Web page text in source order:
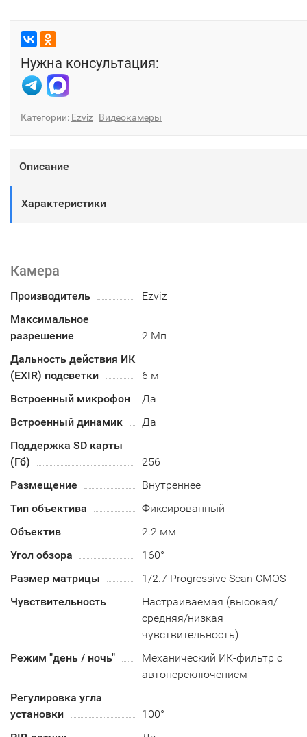
Нужна консультация:
Категории: Ezviz Видеокамеры
Описание
Характеристики
Камера
Производитель
Ezviz
Максимальное
разрешение
2 Мп
Дальность действия ИК
(EXIR) подсветки
6 м
Встроенный микрофон
Да
Встроенный динамик
Да
Поддержка SD карты
(Гб)
256
Размещение
Внутреннее
Тип объектива
Фиксированный
Объектив
2.2 мм
Угол обзора
160°
Размер матрицы
1/2.7 Progressive Scan CMOS
Чувствительность
Настраиваемая (высокая/
средняя/низкая
чувствительность)
Режим "день / ночь"
Механический ИК-фильтр с
автопереключением
Регулировка угла
установки
100°